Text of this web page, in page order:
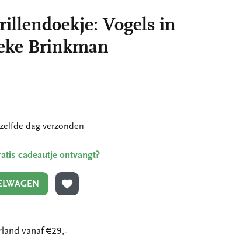
Vogels in
Brinkman
dag verzonden
cadeautje ontvangt?
TOEVOEGEN AAN VERLANGLIJST
vanaf €29,-